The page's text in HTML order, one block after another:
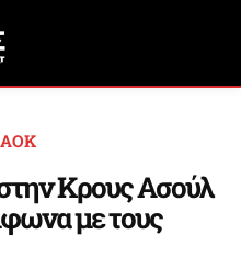
Κρους Ασούλ
με τους